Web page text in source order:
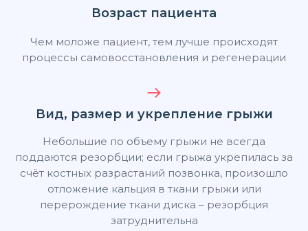
Возраст пациента
Чем моложе пациент, тем лучше происходят
процессы самовосстановления и регенерации
Вид, размер и укрепление грыжи
Небольшие по объему грыжи не всегда
поддаются резорбции; если грыжа укрепилась за
счёт костных разрастаний позвонка, произошло
отложение кальция в ткани грыжи или
перерождение ткани диска – резорбция
затруднительна